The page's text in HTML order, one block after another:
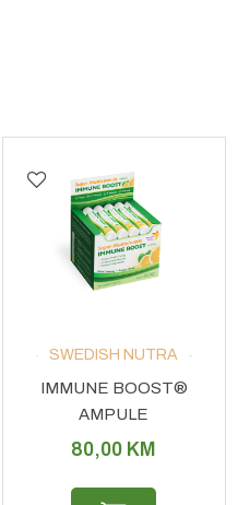
SWEDISH NUTRA
IMMUNE BOOST®
AMPULE
80,00 KM